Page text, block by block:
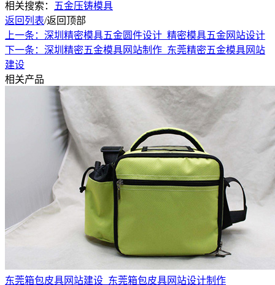
相关搜索：
五金压铸模具
返回列表/返回顶部
上一条：深圳精密模具五金圆件设计_精密模具五金网站设计
下一条：深圳精密五金模具网站制作_东莞精密五金模具网站
建设
相关产品
东莞箱包皮具网站建设_东莞箱包皮具网站设计制作